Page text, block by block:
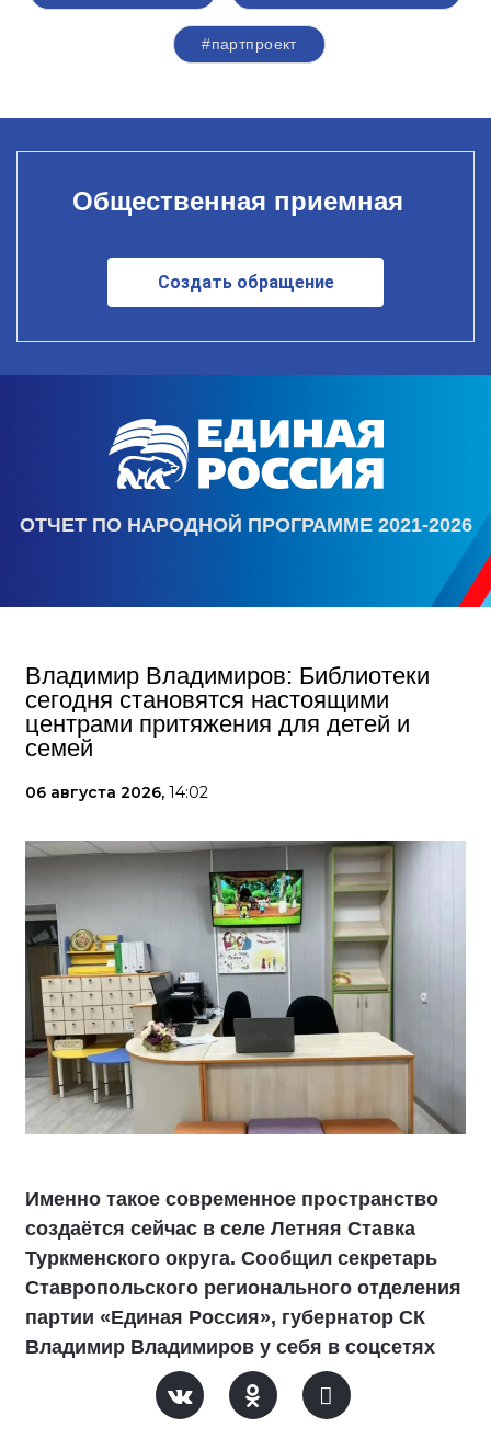
#партпроект
Общественная приемная
Создать обращение
ОТЧЕТ ПО НАРОДНОЙ ПРОГРАММЕ 2021-2026
Владимир Владимиров: Библиотеки
сегодня становятся настоящими
центрами притяжения для детей и
семей
06 августа 2026, 14:02
Именно такое современное пространство
создаётся сейчас в селе Летняя Ставка
Туркменского округа. Сообщил секретарь
Ставропольского регионального отделения
партии «Единая Россия», губернатор СК
Владимир Владимиров у себя в соцсетях